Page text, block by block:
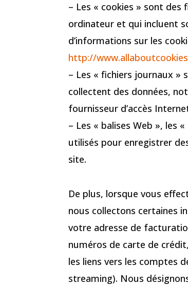
– Les « cookies » sont des
ordinateur et qui incluent
d’informations sur les
http://
– Les « fichiers journaux »
collectent des données,
fournisseur d’accès
– Les « balises Web », les
utilisés pour enregistrer
site.
De plus, lorsque vous
nous collectons certaines
votre adresse de
numéros de carte de
les liens vers les comptes
streaming). Nous